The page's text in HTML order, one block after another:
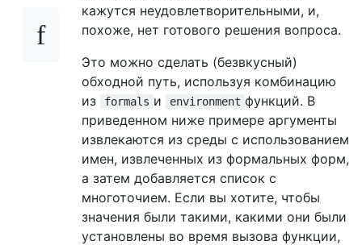
кажутся неудовлетворительными, и,
похоже, нет готового решения вопроса.
Это можно сделать (безвкусный)
обходной путь, используя комбинацию
из
formals и environment функций. В
приведенном ниже примере аргументы
извлекаются из среды с использованием
имен, извлеченных из формальных форм,
а затем добавляется список с
многоточием. Если вы хотите, чтобы
значения были такими, какими они были
установлены во время вызова функции,